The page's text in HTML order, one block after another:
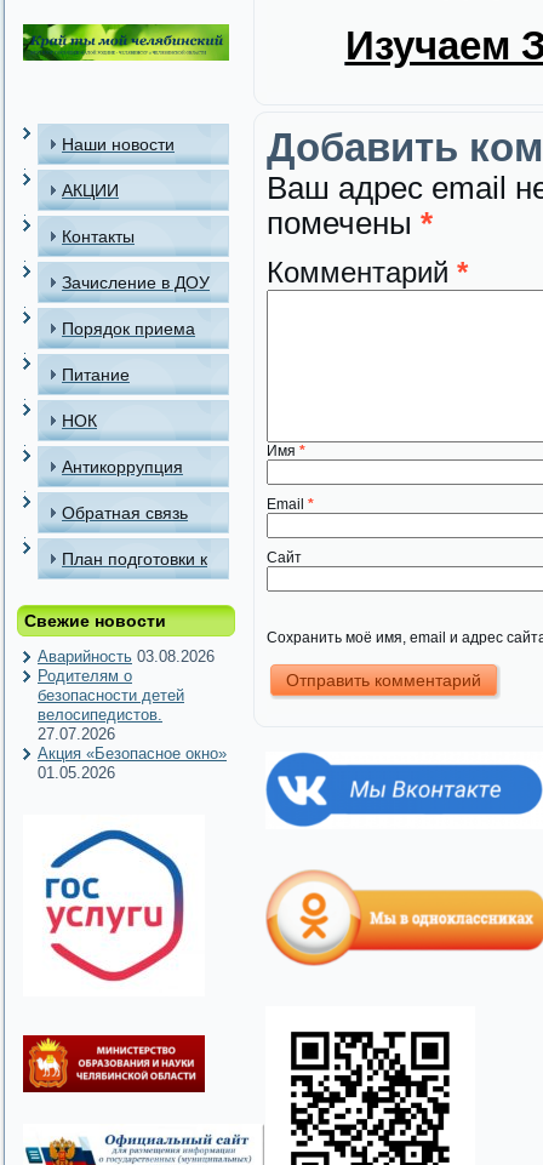
Наши новости
АКЦИИ
Контакты
Зачисление в ДОУ
Порядок приема
детей в МАДОУ
Питание
НОК
Антикоррупция
Обратная связь
План подготовки к
периоду
Свежие новости
Аварийность 03.08.2026
Родителям о
безопасности детей
велосипедистов.
27.07.2026
Акция «Безопасное окно»
01.05.2026
Изучаем
Добавить
Ваш адрес email
помечены *
Комментарий *
Имя *
Email *
Сайт
Сохранить моё имя, email и адрес